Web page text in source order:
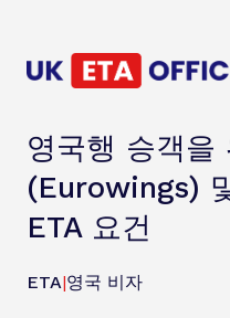
영국행 승객을
(Eurowings)
ETA 요건
ETA|영국 비자